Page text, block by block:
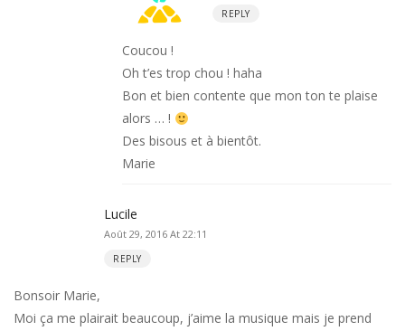
REPLY
Coucou !
Oh t’es trop chou ! haha
Bon et bien contente que mon ton te plaise
alors … !
Des bisous et à bientôt.
Marie
Lucile
Août 29, 2016 At 22:11
REPLY
Bonsoir Marie,
Moi ça me plairait beaucoup, j’aime la musique mais je prend